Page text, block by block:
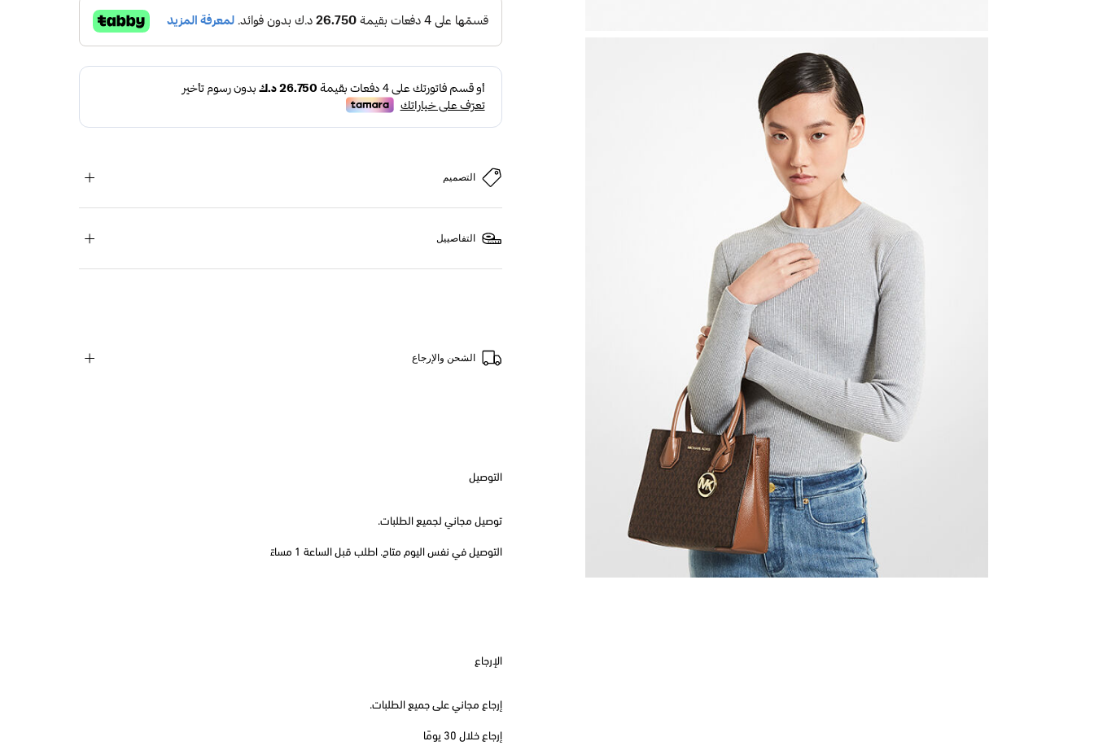
التصميم
التفاصييل
الشحن والإرجاع
التوصيل
توصيل مجاني لجميع الطلبات.
التوصيل في نفس اليوم متاح. اطلب قبل الساعة 1 مساءً
الإرجاع
إرجاع مجاني على جميع الطلبات.
إرجاع خلال 30 يومًا